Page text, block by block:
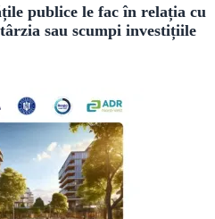
publice le fac în relația cu
sau scumpi investițiile